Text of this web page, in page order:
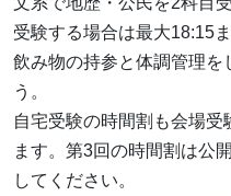
受験する場合は最大18:15
飲み物の持参と体調管理を
う。
自宅受験の時間割も会場
ます。第3回の時間割は公
してください。